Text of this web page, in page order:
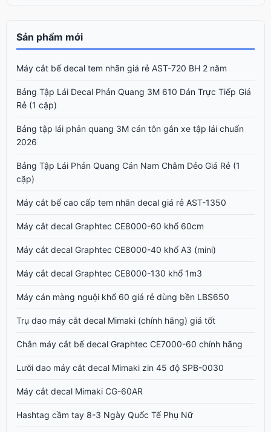
Sản phẩm mới
Máy cắt bế decal tem nhãn giá rẻ AST-720 BH 2 năm
Bảng Tập Lái Decal Phản Quang 3M 610 Dán Trực Tiếp Giá
Rẻ (1 cặp)
Bảng tập lái phản quang 3M cán tôn gắn xe tập lái chuẩn
2026
Bảng Tập Lái Phản Quang Cán Nam Châm Dẻo Giá Rẻ (1
cặp)
Máy cắt bế cao cấp tem nhãn decal giá rẻ AST-1350
Máy cắt decal Graphtec CE8000-60 khổ 60cm
Máy cắt decal Graphtec CE8000-40 khổ A3 (mini)
Máy cắt decal Graphtec CE8000-130 khổ 1m3
Máy cán màng nguội khổ 60 giá rẻ dùng bền LBS650
Trụ dao máy cắt decal Mimaki (chính hãng) giá tốt
Chân máy cắt bế decal Graphtec CE7000-60 chính hãng
Lưỡi dao máy cắt decal Mimaki zin 45 độ SPB-0030
Máy cắt decal Mimaki CG-60AR
Hashtag cầm tay 8-3 Ngày Quốc Tế Phụ Nữ